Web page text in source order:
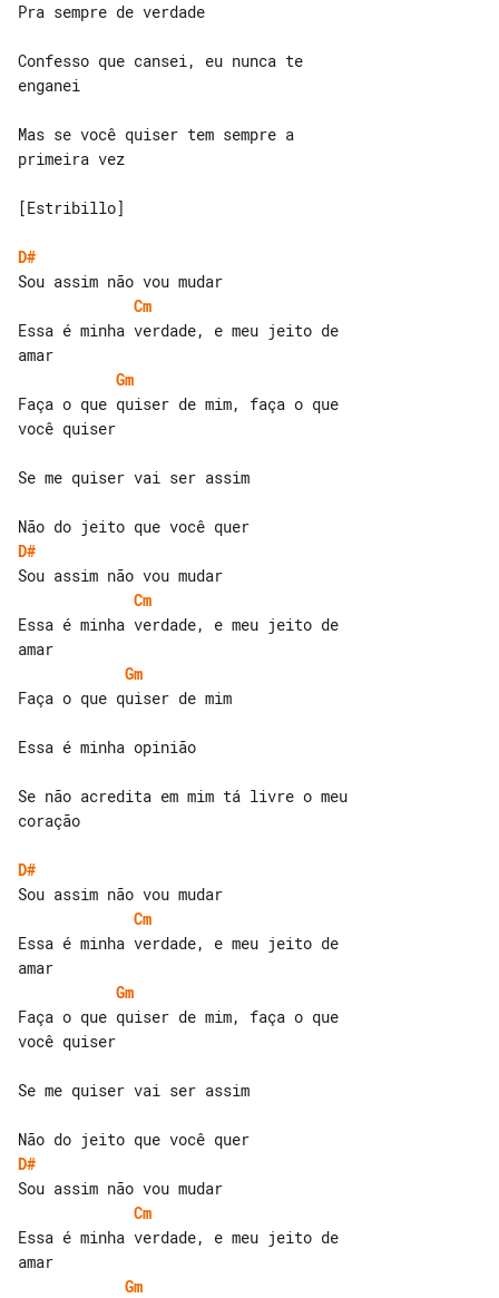
Pra sempre de verdade
Confesso que cansei, eu nunca te
enganei
Mas se você quiser tem sempre a
primeira vez
[Estribillo]
D#
Cm
Essa é minha verdade, e meu jeito de
Gm
Faça o que quiser de mim, faça o que
você quiser
Se me quiser vai ser assim
D#
Cm
Essa é minha verdade, e meu jeito de
Gm
Faça o que quiser de mim
Essa é minha opinião
Se não acredita em mim tá livre o meu
coração
D#
Cm
Essa é minha verdade, e meu jeito de
Gm
Faça o que quiser de mim, faça o que
você quiser
Se me quiser vai ser assim
D#
Cm
Essa é minha verdade, e meu jeito de
Gm